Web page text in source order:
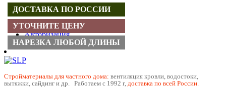
Регистрация
Авторизация
Cтройматериалы для частного дома: вентиляция кровли, водостоки,
вытяжки, сайдинг и др. Работаем с 1992 г, доставка по всей России.
ДОСТАВКА ПО РОССИИ
УТОЧНИТЕ ЦЕНУ
НАРЕЗКА ЛЮБОЙ ДЛИНЫ